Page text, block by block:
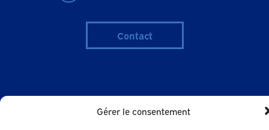
Gérer le consentement
Contact
© 2024 - FOND'ACTIONS LIEBOT |
Mentions légales |